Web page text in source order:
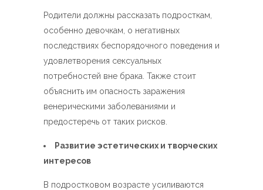
Родители должны рассказать подросткам,
особенно девочкам, о негативных
последствиях беспорядочного поведения и
удовлетворения сексуальных
потребностей вне брака. Также стоит
объяснить им опасность заражения
венерическими заболеваниями и
предостеречь от таких рисков.
Развитие эстетических и творческих
интересов
В подростковом возрасте усиливаются